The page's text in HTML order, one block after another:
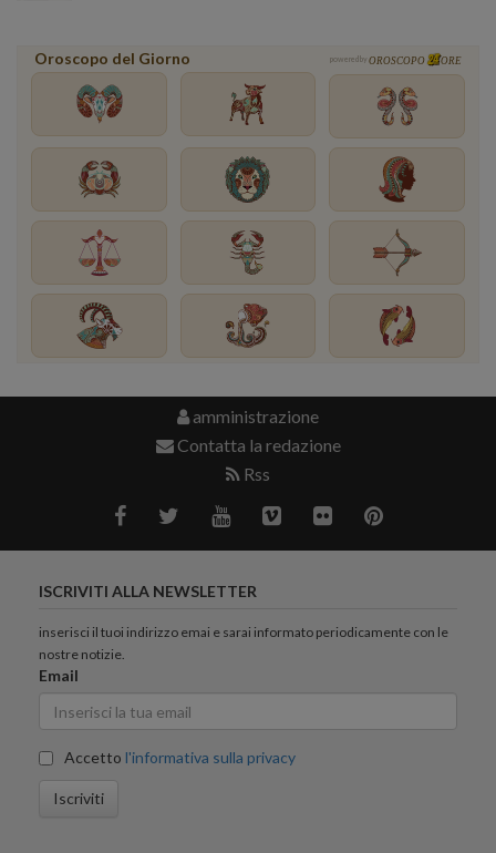
Oroscopo del Giorno powered by OROSCOPO ORE
amministrazione
Contatta la redazione
Rss
ISCRIVITI ALLA NEWSLETTER
inserisci il tuoi indirizzo emai e sarai informato periodicamente con le
nostre notizie.
Email
Accetto l'informativa sulla privacy
Iscriviti